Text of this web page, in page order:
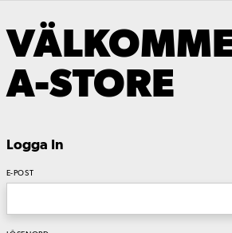
A-STORE
Logga In
E-POST